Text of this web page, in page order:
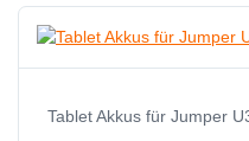
Tablet Akkus für Jumper